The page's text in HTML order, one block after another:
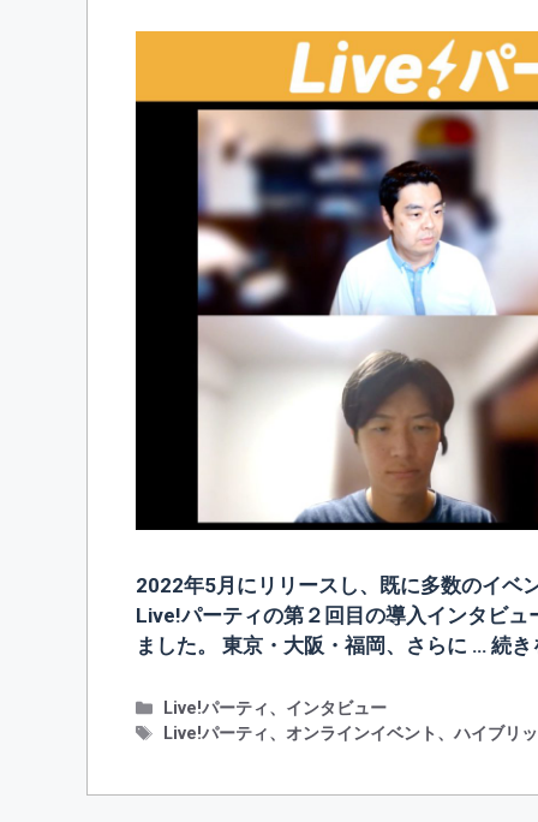
2022年5月にリリースし、既に多数のイベ
Live!パーティの第２回目の導入インタビ
ました。 東京・大阪・福岡、さらに … 続き
カ
テ
Live!パーティ、 インタビュー
タ
Live!パーティ、オンラインイベント、ハイブリ